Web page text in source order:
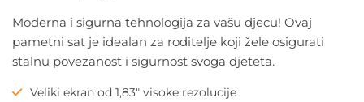
Moderna i sigurna tehnologija za vašu djecu! Ovaj
pametni sat je idealan za roditelje koji žele osigurati
stalnu povezanost i sigurnost svoga djeteta.
Veliki ekran od 1,83″ visoke rezolucije